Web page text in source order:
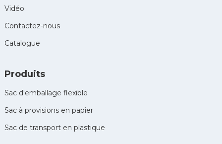
Vidéo
Contactez-nous
Catalogue
Produits
Sac d'emballage flexible
Sac à provisions en papier
Sac de transport en plastique